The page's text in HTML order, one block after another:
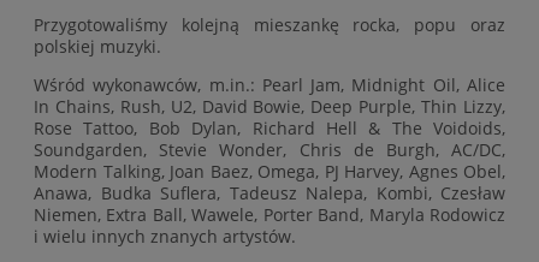
Przygotowaliśmy kolejną mieszankę rocka, popu oraz
polskiej muzyki.
Wśród wykonawców, m.in.: Pearl Jam, Midnight Oil, Alice
In Chains, Rush, U2, David Bowie, Deep Purple, Thin Lizzy,
Rose Tattoo, Bob Dylan, Richard Hell & The Voidoids,
Soundgarden, Stevie Wonder, Chris de Burgh, AC/DC,
Modern Talking, Joan Baez, Omega, PJ Harvey, Agnes Obel,
Anawa, Budka Suflera, Tadeusz Nalepa, Kombi, Czesław
Niemen, Extra Ball, Wawele, Porter Band, Maryla Rodowicz
i wielu innych znanych artystów.